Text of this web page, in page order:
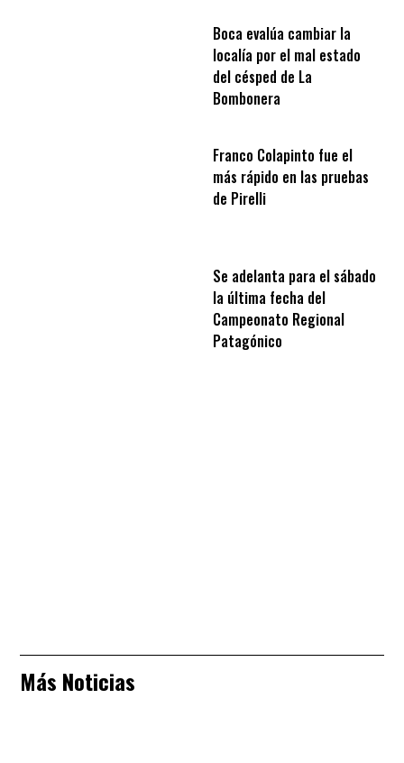
Boca evalúa cambiar la
localía por el mal estado
del césped de La
Bombonera
Franco Colapinto fue el
más rápido en las pruebas
de Pirelli
Se adelanta para el sábado
la última fecha del
Campeonato Regional
Patagónico
Más Noticias